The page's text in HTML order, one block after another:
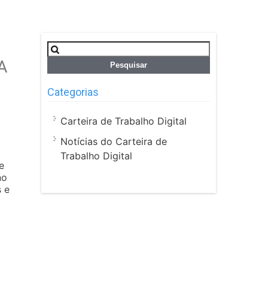
e
Pesquisar
por:
Categorias
Carteira de Trabalho Digital
Notícias do Carteira de
Trabalho Digital